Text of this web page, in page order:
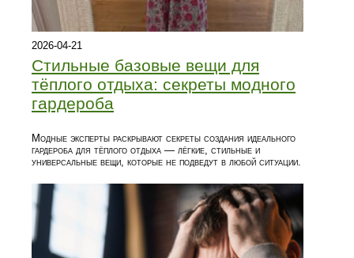
2026-04-21
Стильные базовые вещи для
тёплого отдыха: секреты модного
гардероба
Модные эксперты раскрывают секреты создания идеального
гардероба для тёплого отдыха — лёгкие, стильные и
универсальные вещи, которые не подведут в любой ситуации.